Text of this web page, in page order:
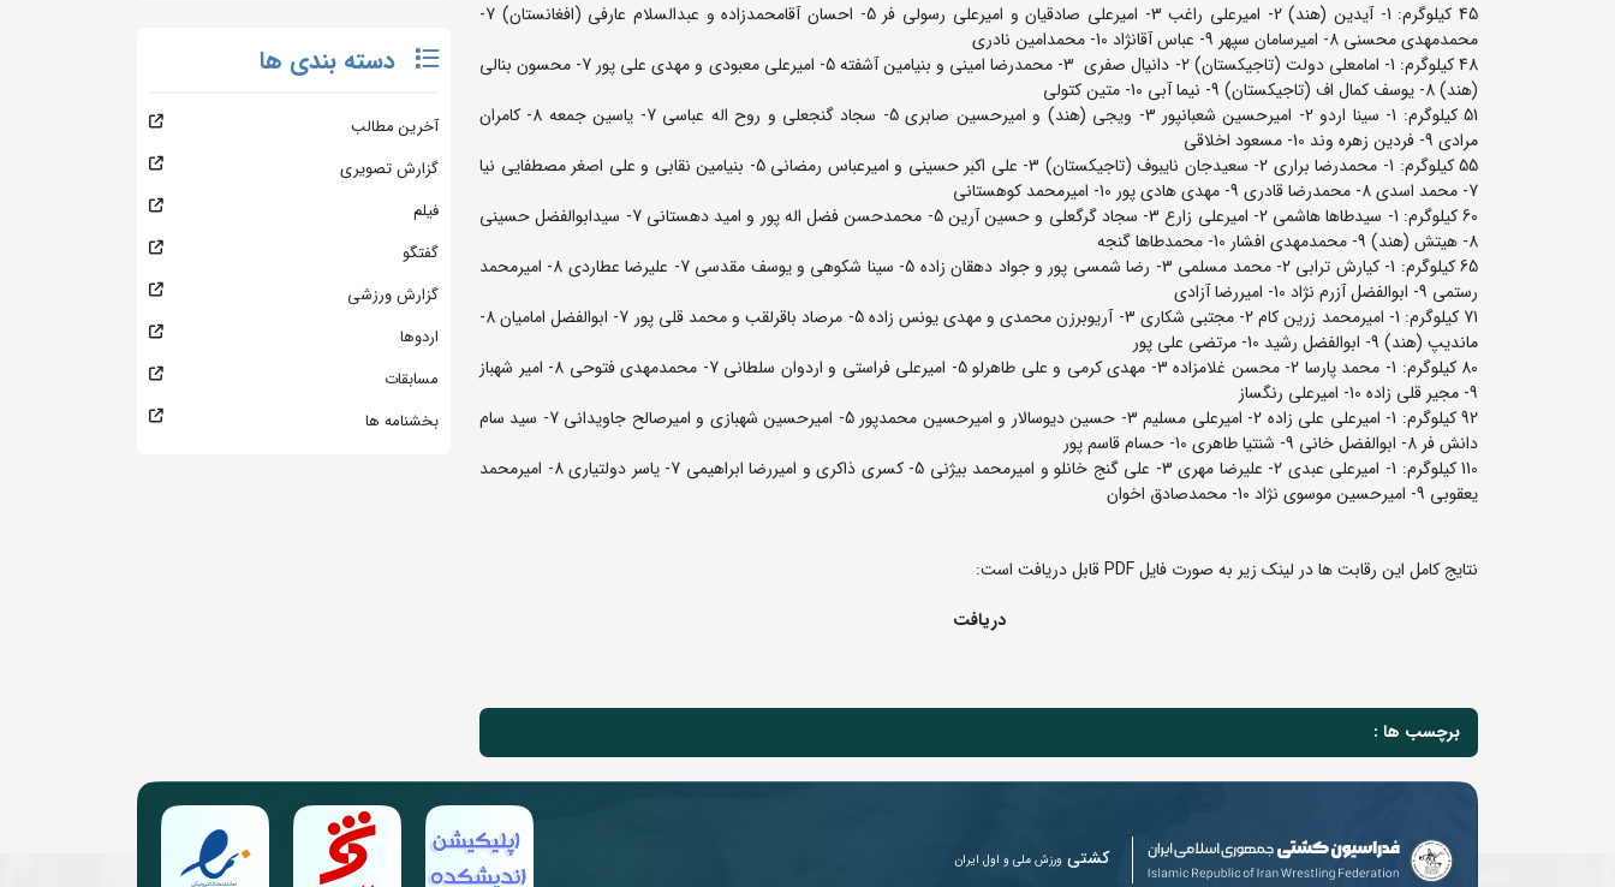
45 کیلوگرم: 1- آیدین (هند) 2- امیرعلی راغب 3- امیرعلی صادقیان و امیرعلی رسولی فر 5- احسان آقامحمدزاده و عبدالسلام عارفی (افغانستان) 7-
محمدمهدی محسنی 8- امیرسامان سپهر 9- عباس آقانژاد 10- محمدامین نادری
48 کیلوگرم: 1- امامعلی دولت (تاجیکستان) 2- دانیال صفری 3- محمدرضا امینی و بنیامین آشفته 5- امیرعلی معبودی و مهدی علی پور 7- محسون بنالی
(هند) 8- یوسف کمال اف (تاجیکستان) 9- نیما آبی 10- متین کتولی
51 کیلوگرم: 1- سینا اردو 2- امیرحسین شعبانپور 3- ویجی (هند) و امیرحسین صابری 5- سجاد گنجعلی و روح اله عباسی 7- یاسین جمعه 8- کامران
مرادی 9- فردین زهره وند 10- مسعود اخلاقی
55 کیلوگرم: 1- محمدرضا براری 2- سعیدجان نایبوف (تاجیکستان) 3- علی اکبر حسینی و امیرعباس رمضانی 5- بنیامین نقابی و علی اصغر مصطفایی نیا
7- محمد اسدی 8- محمدرضا قادری 9- مهدی هادی پور 10- امیرمحمد کوهستانی
60 کیلوگرم: 1- سیدطاها هاشمی 2- امیرعلی زارع 3- سجاد گرگعلی و حسین آرین 5- محمدحسن فضل اله پور و امید دهستانی 7- سیدابوالفضل حسینی
8- هیتش (هند) 9- محمدمهدی افشار 10- محمدطاها گنجه
65 کیلوگرم: 1- کیارش ترابی 2- محمد مسلمی 3- رضا شمسی پور و جواد دهقان زاده 5- سینا شکوهی و یوسف مقدسی 7- علیرضا عطاردی 8- امیرمحمد
رستمی 9- ابوالفضل آزرم نژاد 10- امیررضا آزادی
71 کیلوگرم: 1- امیرمحمد زرین کام 2- مجتبی شکاری 3- آریوبرزن محمدی و مهدی یونس زاده 5- مرصاد باقرلقب و محمد قلی پور 7- ابوالفضل امامیان 8-
ماندیپ (هند) 9- ابوالفضل رشید 10- مرتضی علی پور
80 کیلوگرم: 1- محمد پارسا 2- محسن غلامزاده 3- مهدی کرمی و علی طاهرلو 5- امیرعلی فراستی و اردوان سلطانی 7- محمدمهدی فتوحی 8- امیر شهباز
9- مجیر قلی زاده 10- امیرعلی رنگساز
92 کیلوگرم: 1- امیرعلی علی زاده 2- امیرعلی مسلیم 3- حسین دیوسالار و امیرحسین محمدپور 5- امیرحسین شهبازی و امیرصالح جاویدانی 7- سید سام
دانش فر 8- ابوالفضل خانی 9- شنتیا طاهری 10- حسام قاسم پور
110 کیلوگرم: 1- امیرعلی عبدی 2- علیرضا مهری 3- علی گنج خانلو و امیرمحمد بیژنی 5- کسری ذاکری و امیررضا ابراهیمی 7- یاسر دولتیاری 8- امیرمحمد
یعقوبی 9- امیرحسین موسوی نژاد 10- محمدصادق اخوان
نتایج کامل این رقابت ها در لینک زیر به صورت فایل PDF قابل دریافت است:
دریافت
برچسب ها :
دسته بندی ها
آخرین مطالب
گزارش تصویری
فیلم
گفتگو
گزارش ورزشی
اردوها
مسابقات
بخشنامه ها
کشتی ورزش ملی و اول ایران